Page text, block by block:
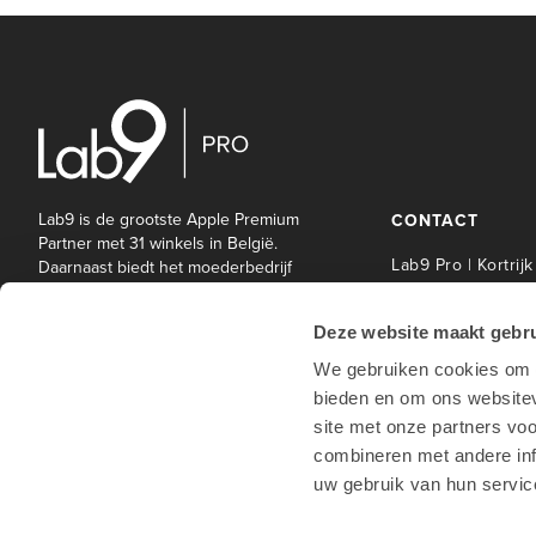
Deze website maakt
We gebruiken cookies
bieden en om ons
site met onze partners
combineren met andere
uw gebruik van hun
Lab9 is de grootste Apple Premium
Partner met 31 winkels in België.
Daarnaast biedt het moederbedrijf
CONTACT
Lab9 Pro | Kortrijk
| Kortrijk
Lab9 Pro |
Lab9 Pro | Waterloo
Lab9 winkels